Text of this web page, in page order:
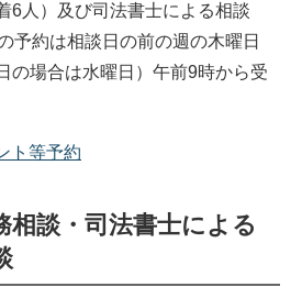
6人）及び司法書士による相談
予約は相談日の前の週の木曜日
の場合は水曜日）午前9時から受
ト等予約
相談・司法書士による